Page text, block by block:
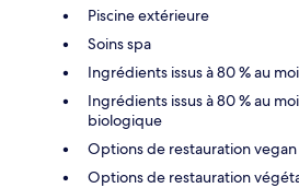
Piscine extérieure
Soins spa
Ingrédients issus à 80 % au
Ingrédients issus à 80 % au
biologique
Options de restauration vegan
Options de restauration